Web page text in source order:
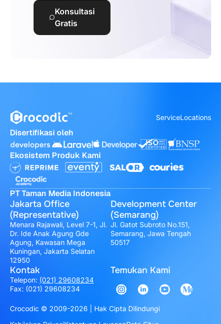
Konsultasi
Gratis
ServiceLocations
Disertifikasi oleh
Ekosistem Produk Kami
PT Taman Media Indonesia
Jakarta Office
(Representative)
Menara Rajawali, Level 7-1, Jl.
Dr. Ide Anak Agung Gde
Agung, Kawasan Mega
Kuningan, Jakarta Selatan
12950
Development Center
(Semarang)
Jl. Gatot Subroto No.151,
Semarang, Jawa Tengah
50517
Kontak
Telepon: (021) 29608234
Fax: (021) 29608234
Temukan Kami
Crocodic © 2009-2026 | Hak Cipta Dilindungi